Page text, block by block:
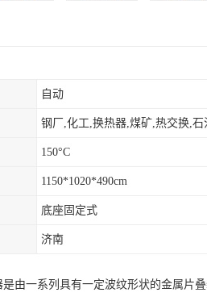
自动
150°C
1150*1020*490cm
底座固定式
济南
是由一系列具有一定波纹形状的金属片